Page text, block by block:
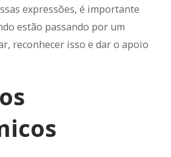
expressões, é importante
estão passando por um
reconhecer isso e dar o apoio